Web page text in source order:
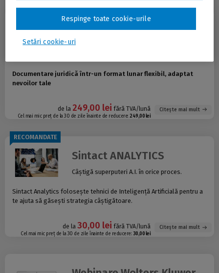
SINTACT FLEX
Documentare juridică într-un abonament
Documentare juridică într-un format lunar flexibil, adaptat
nevoilor tale
de la 249,00 leifără TVA/lună
Cel mai mic preț de la 30 de zile înainte de reducere: 249,00 lei
Citește mai mult
RECOMANDATE
Sintact ANALYTICS
Câștigă superputeri A.I. în orice proces.
Sintact Analytics folosește tehnici de Inteligență Artificială pentru a
te ajuta să găsești strategia câștigătoare.
de la 30,00 leifără TVA/lună
Cel mai mic preț de la 30 de zile înainte de reducere: 30,00 lei
Citește mai mult
Setări cookie-uri
Respinge toate cookie-urile